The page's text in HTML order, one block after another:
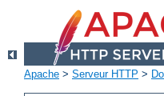
Apache > Serveur HTTP >